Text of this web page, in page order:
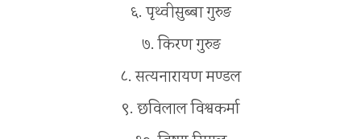
६. पृथ्वीसुब्बा गुरुङ
७. किरण गुरुङ
८. सत्यनारायण मण्डल
९. छविलाल विश्वकर्मा